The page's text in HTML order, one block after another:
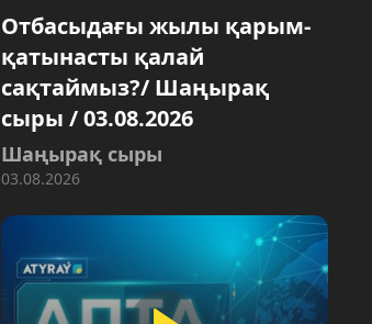
Отбасыдағы жылы қарым-
қатынасты қалай
сақтаймыз?/ Шаңырақ
сыры / 03.08.2026
Шаңырақ сыры
03.08.2026